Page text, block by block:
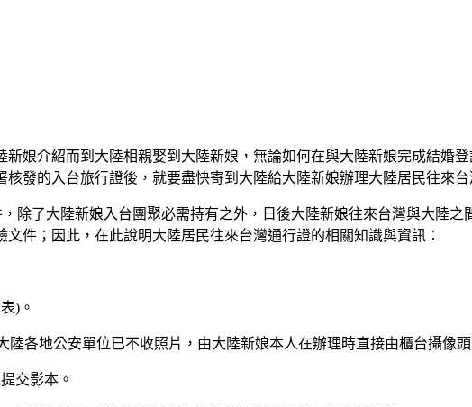
娘介紹而到大陸相親娶到大陸新娘，無論如何在與大陸新娘完成結婚
發的入台旅行證後，就要盡快寄到大陸給大陸新娘辦理大陸居民往來台
除了大陸新娘入台團聚必需持有之外，日後大陸新娘往來台灣與大陸
件；因此，在此說明大陸居民往來台灣通行證的相關知識與資訊：
)。
陸各地公安單位已不收照片，由大陸新娘本人在辦理時直接由櫃台攝像
交影本。